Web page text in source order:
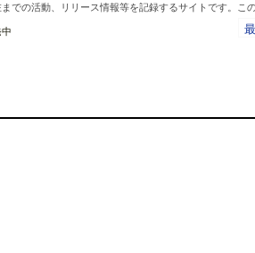
の活動、リリース情報等を記録するサイトです。こ